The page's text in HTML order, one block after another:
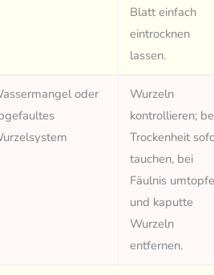
Blatt einfach
eintrocknen
lassen.
oder
Wurzeln
kontrollieren;
Trockenheit
tauchen, bei
Fäulnis
und kaputte
Wurzeln
entfernen.